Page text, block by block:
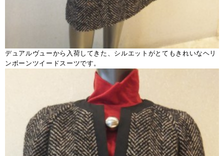
デュアルヴューから入荷してきた、シルエットがとてもきれいなヘリ
ンボーンツイードスーツです。